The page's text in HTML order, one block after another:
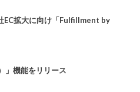
EC拡大に向け「Fulfillment by
」機能をリリース